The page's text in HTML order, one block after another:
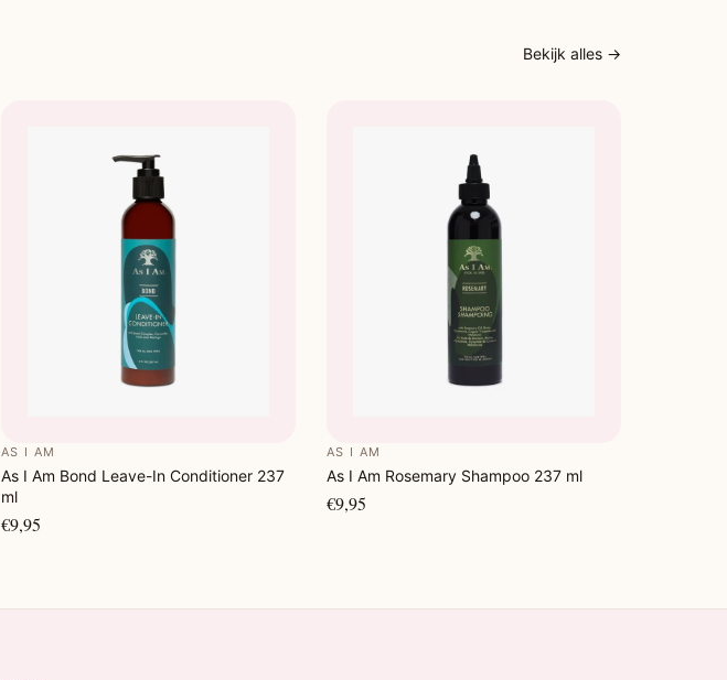
Bekijk alles →
AS I AM
As I Am Bond Leave-In Conditioner 237
ml
€9,95
AS I AM
As I Am Rosemary Shampoo 237 ml
€9,95